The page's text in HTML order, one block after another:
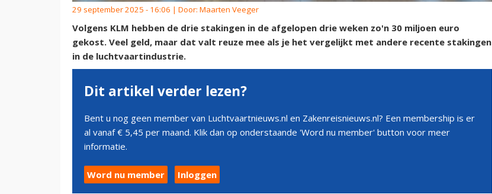
29 september 2025 - 16:06 | Door: Maarten Veeger
Volgens KLM hebben de drie stakingen in de afgelopen drie weken zo'n 30 miljoen euro
gekost. Veel geld, maar dat valt reuze mee als je het vergelijkt met andere recente stakingen
in de luchtvaartindustrie.
Dit artikel verder lezen?
Bent u nog geen member van Luchtvaartnieuws.nl en Zakenreisnieuws.nl? Een membership is er
al vanaf € 5,45 per maand. Klik dan op onderstaande 'Word nu member' button voor meer
informatie.
Word nu member Inloggen